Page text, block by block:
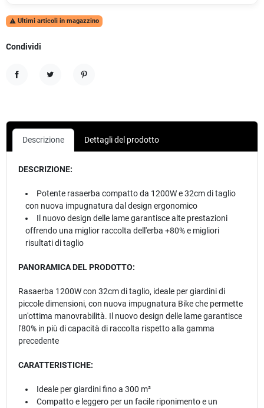
 Ultimi articoli in magazzino
Condividi
Descrizione Dettagli del prodotto
DESCRIZIONE:
Potente rasaerba compatto da 1200W e 32cm di taglio
con nuova impugnatura dal design ergonomico
Il nuovo design delle lame garantisce alte prestazioni
offrendo una miglior raccolta dell'erba +80% e migliori
risultati di taglio
PANORAMICA DEL PRODOTTO:
Rasaerba 1200W con 32cm di taglio, ideale per giardini di
piccole dimensioni, con nuova impugnatura Bike che permette
un'ottima manovrabilità. Il nuovo design delle lame garantisce
l'80% in più di capacità di raccolta rispetto alla gamma
precedente
CARATTERISTICHE:
Ideale per giardini fino a 300 m²
Compatto e leggero per un facile riponimento e un